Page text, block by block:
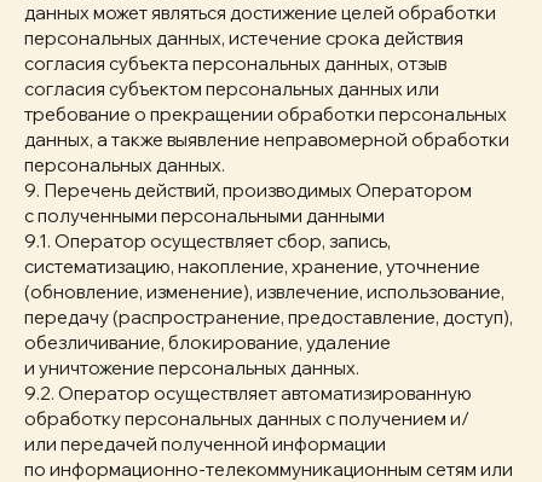
данных может являться достижение целей обработки
персональных данных, истечение срока действия
согласия субъекта персональных данных, отзыв
согласия субъектом персональных данных или
требование о прекращении обработки персональных
данных, а также выявление неправомерной обработки
персональных данных.
9. Перечень действий, производимых Оператором
с полученными персональными данными
9.1. Оператор осуществляет сбор, запись,
систематизацию, накопление, хранение, уточнение
(обновление, изменение), извлечение, использование,
передачу (распространение, предоставление, доступ),
обезличивание, блокирование, удаление
и уничтожение персональных данных.
9.2. Оператор осуществляет автоматизированную
обработку персональных данных с получением и/
или передачей полученной информации
по информационно-телекоммуникационным сетям или